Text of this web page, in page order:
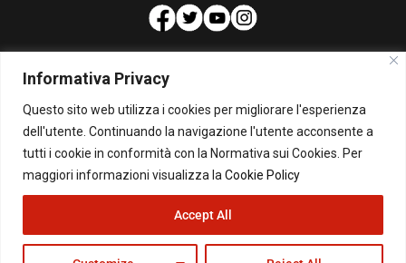
Informativa Privacy
Questo sito web utilizza i cookies per migliorare l'esperienza
dell'utente. Continuando la navigazione l'utente acconsente a
tutti i cookie in conformità con la Normativa sui Cookies. Per
maggiori informazioni visualizza la Cookie Policy
Accept All
PUBBLICITA'
Per la tua pubblicità su questo Blog:
pubblicita@beppegrillo.it
© Copyright 2026 - Il Blog di Beppe Grillo. All Rights Reserved - Powered by
happygrafic.com